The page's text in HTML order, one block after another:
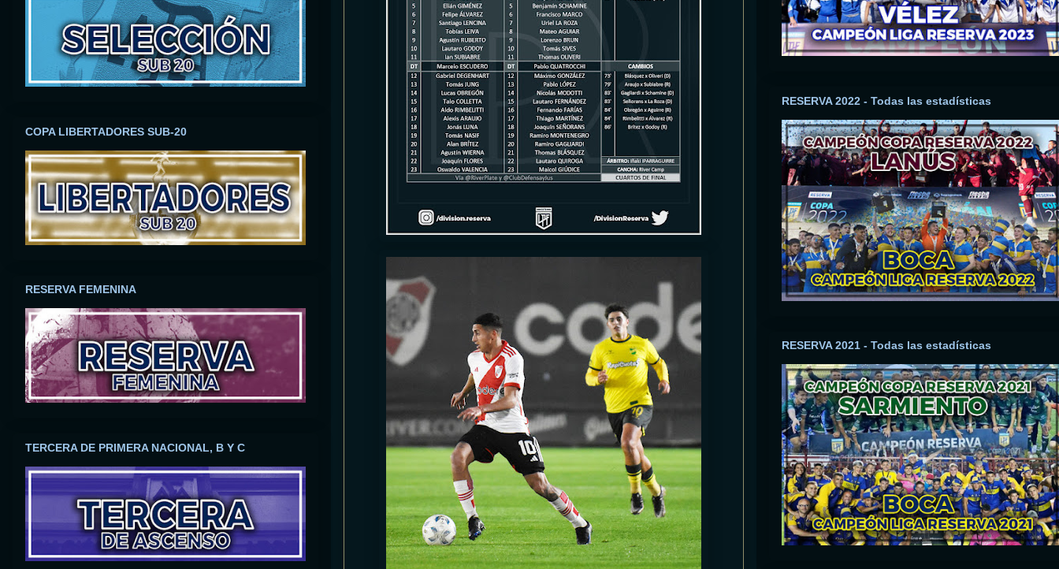
COPA LIBERTADORES SUB-20
RESERVA FEMENINA
TERCERA DE PRIMERA NACIONAL, B Y C
RESERVA 2022 - Todas las estadísticas
RESERVA 2021 - Todas las estadísticas